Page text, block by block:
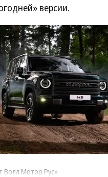
версии.
Волл Мотор Рус»